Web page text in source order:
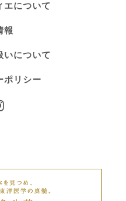
エについて
報
いについて
ポリシー